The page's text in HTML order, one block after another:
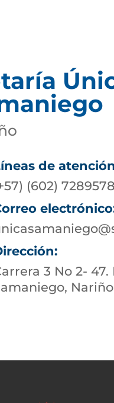
de
(602) 7289578
3 No 2-
Nariño